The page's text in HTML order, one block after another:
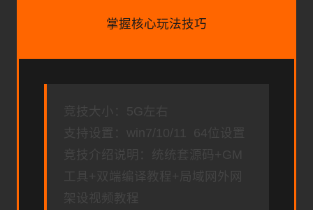
掌握核心玩法技巧
竞技大小：5G左右
支持设置：win7/10/11 64位设置
竞技介绍说明：统统套源码+GM
工具+双端编译教程+局域网外网
架设视频教程